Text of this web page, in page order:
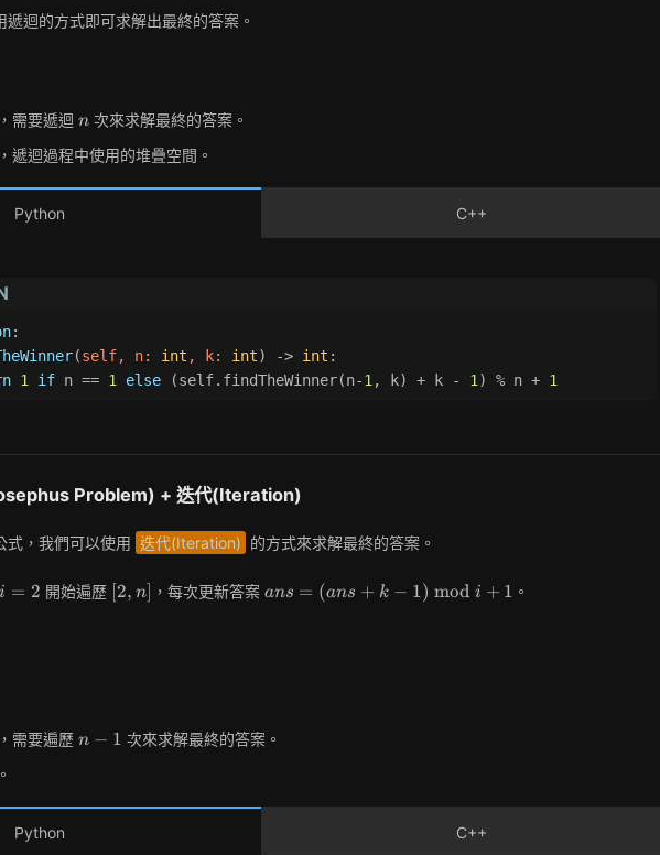
遞迴的方式即可求解出最終的答案。
，需要遞迴n
n 次來求解最終的答案。
，遞迴過程中使用的堆疊空間。
Python C++
:
(self, n: int , k: int) -> int :
1 if n == 1 else (self.findTheWinner(n-1 , k) + k - 1 ) % n + 1
Problem) + 迭代(Iteration)
式，我們可以使用 迭代(Iteration) 的方式來求解最終的答案。
i
i = 2 開始遍歷 [2,
n]
2, n] ，每次更新答案 ans =
ans = (ans + k − 1) mod i + 1 。
，需要遍歷n-
n − 1 次來求解最終的答案。
。
Python C++